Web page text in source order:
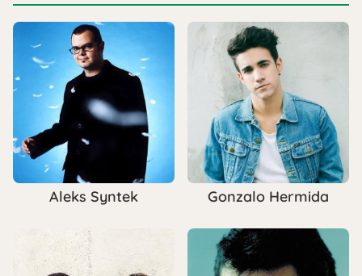
Aleks Syntek Gonzalo Hermida